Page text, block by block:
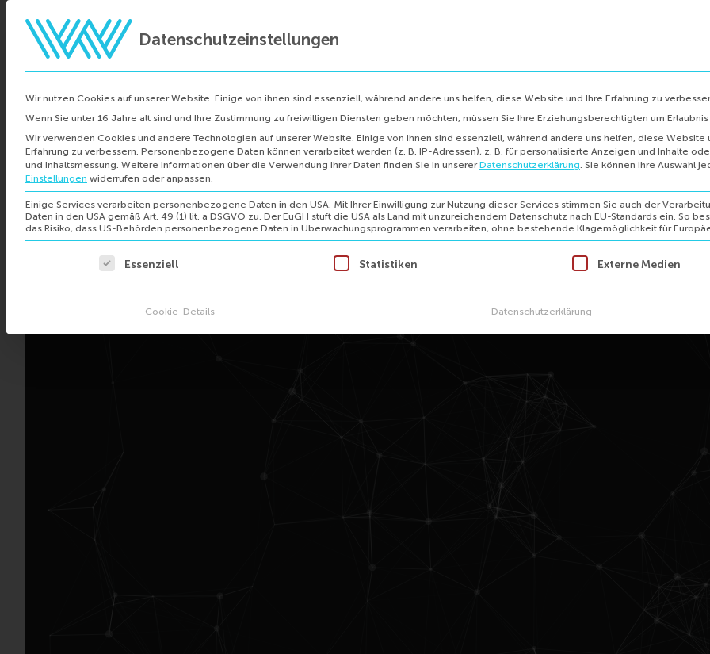
Beratung Entwicklung Über mich Referenzen
Datenschutzeinstellungen
Wir nutzen Cookies auf unserer Website. Einige von ihnen sind essenziell, während andere uns helfen, diese Website und Ihre Erfahrung zu
Wenn Sie unter 16 Jahre alt sind und Ihre Zustimmung zu freiwilligen Diensten geben möchten, müssen Sie Ihre Erziehungsberechtigten um
Wir verwenden Cookies und andere Technologien auf unserer Website. Einige von ihnen sind essenziell, während andere uns helfen, diese Website
Erfahrung zu verbessern. Personenbezogene Daten können verarbeitet werden (z. B. IP-Adressen), z. B. für personalisierte Anzeigen und Inhalte
und Inhaltsmessung. Weitere Informationen über die Verwendung Ihrer Daten finden Sie in unsererDatenschutzerklärung. Sie können Ihre Auswahl
Einstellungen widerrufen oder anpassen.
Einige Services verarbeiten personenbezogene Daten in den USA. Mit Ihrer Einwilligung zur Nutzung dieser Services stimmen Sie auch der
Daten in den USA gemäß Art. 49 (1) lit. a DSGVO zu. Der EuGH stuft die USA als Land mit unzureichendem Datenschutz nach EU-Standards ein. So
das Risiko, dass US-Behörden personenbezogene Daten in Überwachungsprogrammen verarbeiten, ohne bestehende Klagemöglichkeit für
Es folgt eine Liste der Service-Gruppen, für die eine Einwilligung erteilt werden kann. Die erste Service-Gruppe ist
Essenziell Statistiken Externe Medien
Cookie-Details Datenschutzerklärung